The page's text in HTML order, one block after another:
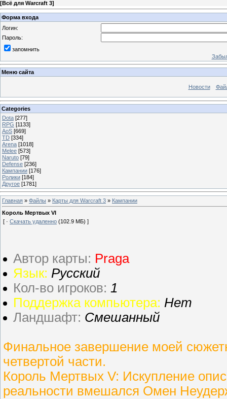
[Всё для Warcraft 3]
Форма входа
Логин:
Пароль:
запомнить
Меню сайта
Новости
Categories
Dota [277]
RPG [1133]
AoS [669]
TD [334]
Arena [1018]
Melee [573]
Naruto [79]
Defense [236]
Кампании [176]
Ролики [184]
Другое [1781]
Главная » Файлы » Карты для Warcraft 3 » Кампании
Король Мертвых VI
[ · Скачать удаленно (102.9 МБ) ]
Автор карты: Praga
Язык: Русский
Кол-во игроков: 1
Поддержка компьютера: Нет
Ландшафт: Смешанный
Финальное завершение моей
четвертой части.
Король Мертвых V: Искупление
реальности вмешался Омен